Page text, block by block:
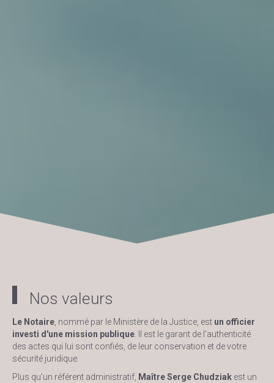
Nos valeurs
Le Notaire , nommé par le Ministère de la Justice, est un officier
investi d'une mission publique . Il est le garant de l'authenticité
des actes qui lui sont confiés, de leur conservation et de votre
sécurité juridique.
Plus qu'un référent administratif, Maître Serge Chudziak est un